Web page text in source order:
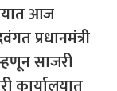
आज
प्रधानमंत्री
साजरी